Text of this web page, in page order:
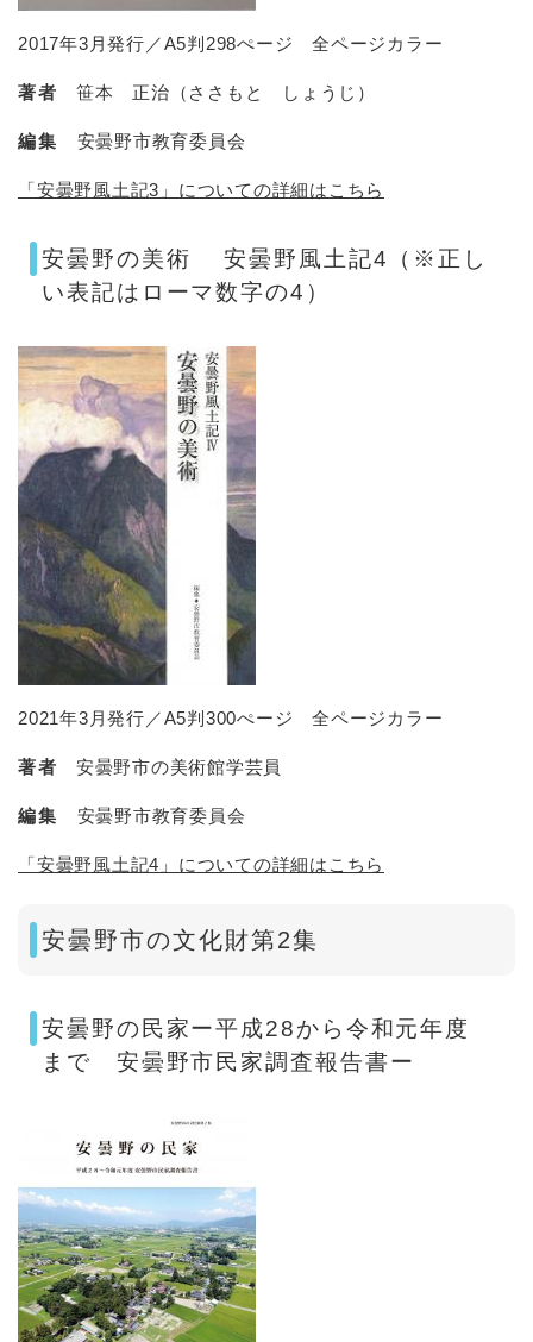
2017年3月発行／A5判298ぺージ 全ページカラー
著者 笹本 正治（ささもと しょうじ）
編集 安曇野市教育委員会
「安曇野風土記3」についての詳細はこちら
安曇野の美術 安曇野風土記4（※正し
い表記はローマ数字の4）
2021年3月発行／A5判300ぺージ 全ページカラー
著者 安曇野市の美術館学芸員
編集 安曇野市教育委員会
「安曇野風土記4」についての詳細はこちら
安曇野市の文化財第2集
安曇野の民家ー平成28から令和元年度
まで 安曇野市民家調査報告書ー